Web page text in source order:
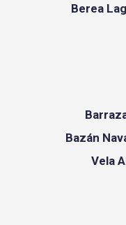
Berea
Bazán
Vela